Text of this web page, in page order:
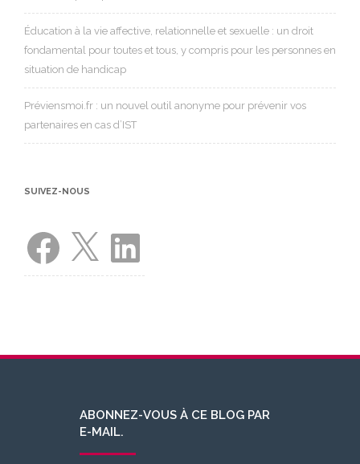
Éducation à la vie affective, relationnelle et sexuelle : un droit
fondamental pour toutes et tous, y compris pour les personnes en
situation de handicap
Préviensmoi.fr : un nouvel outil anonyme pour prévenir vos
partenaires en cas d’IST
SUIVEZ-NOUS
Facebook LinkedIn
ABONNEZ-VOUS À CE BLOG PAR
E-MAIL.